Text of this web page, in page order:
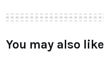
You may also like